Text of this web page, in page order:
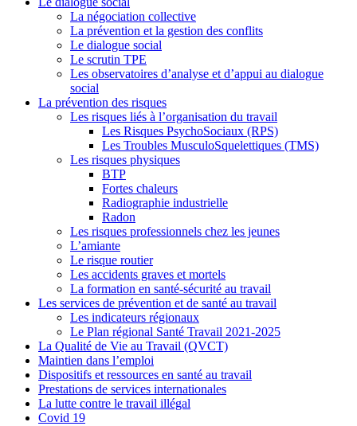
La négociation collective
La prévention et la gestion des conflits
Le dialogue social
Le scrutin TPE
Les observatoires d’analyse et d’appui au dialogue
social
La prévention des risques
Les risques liés à l’organisation du travail
Les Risques PsychoSociaux (RPS)
Les Troubles MusculoSquelettiques (TMS)
Les risques physiques
BTP
Fortes chaleurs
Radiographie industrielle
Radon
Les risques professionnels chez les jeunes
L’amiante
Le risque routier
Les accidents graves et mortels
La formation en santé-sécurité au travail
Les services de prévention et de santé au travail
Les indicateurs régionaux
Le Plan régional Santé Travail 2021-2025
La Qualité de Vie au Travail (QVCT)
Maintien dans l’emploi
Dispositifs et ressources en santé au travail
Prestations de services internationales
La lutte contre le travail illégal
Covid 19